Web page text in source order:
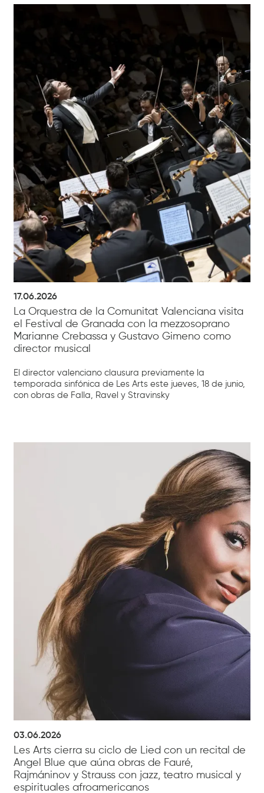
17.06.2026
La Orquestra de la Comunitat Valenciana visita
el Festival de Granada con la mezzosoprano
Marianne Crebassa y Gustavo Gimeno como
director musical
El director valenciano clausura previamente la
temporada sinfónica de Les Arts este jueves, 18 de junio,
con obras de Falla, Ravel y Stravinsky
03.06.2026
Les Arts cierra su ciclo de Lied con un recital de
Angel Blue que aúna obras de Fauré,
Rajmáninov y Strauss con jazz, teatro musical y
espirituales afroamericanos